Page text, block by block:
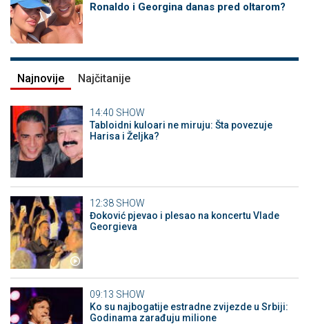
Ronaldo i Georgina danas pred oltarom?
Najnovije Najčitanije
14:40 SHOW
Tabloidni kuloari ne miruju: Šta povezuje
Harisa i Željka?
12:38 SHOW
Đoković pjevao i plesao na koncertu Vlade
Georgieva
09:13 SHOW
Ko su najbogatije estradne zvijezde u Srbiji:
Godinama zarađuju milione